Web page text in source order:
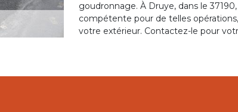
goudronnage. À Druye, dans le
compétente pour de telles
votre extérieur. Contactez-le pour